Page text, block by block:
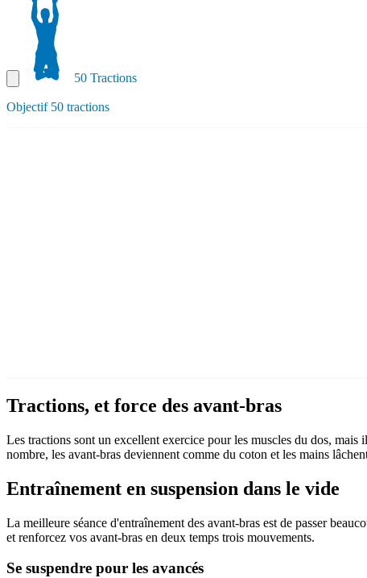
50 Tractions
Objectif 50 tractions
Tractions, et force des avant-bras
Les tractions sont un excellent exercice pour les muscles du dos,
nombre, les avant-bras deviennent comme du coton et les mains
Entraînement en suspension dans le vide
La meilleure séance d'entraînement des avant-bras est de passer
et renforcez vos avant-bras en deux temps trois mouvements.
Se suspendre pour les avancés